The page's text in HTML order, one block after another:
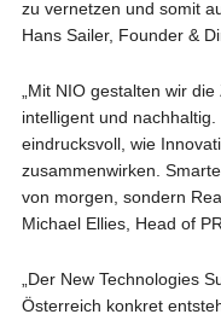
zu vernetzen und somit
Hans Sailer, Founder &
„Mit NIO gestalten wir
intelligent und
eindrucksvoll, wie
zusammenwirken.
von morgen, sondern
Michael Ellies, Head of
„Der New Technologies
Österreich konkret